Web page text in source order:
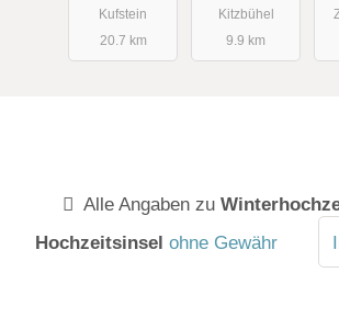
Kufstein
20.7 km
Kitzbühel
9.9 km
Alle Angaben zu
Hochzeitsinsel ohne Gewähr